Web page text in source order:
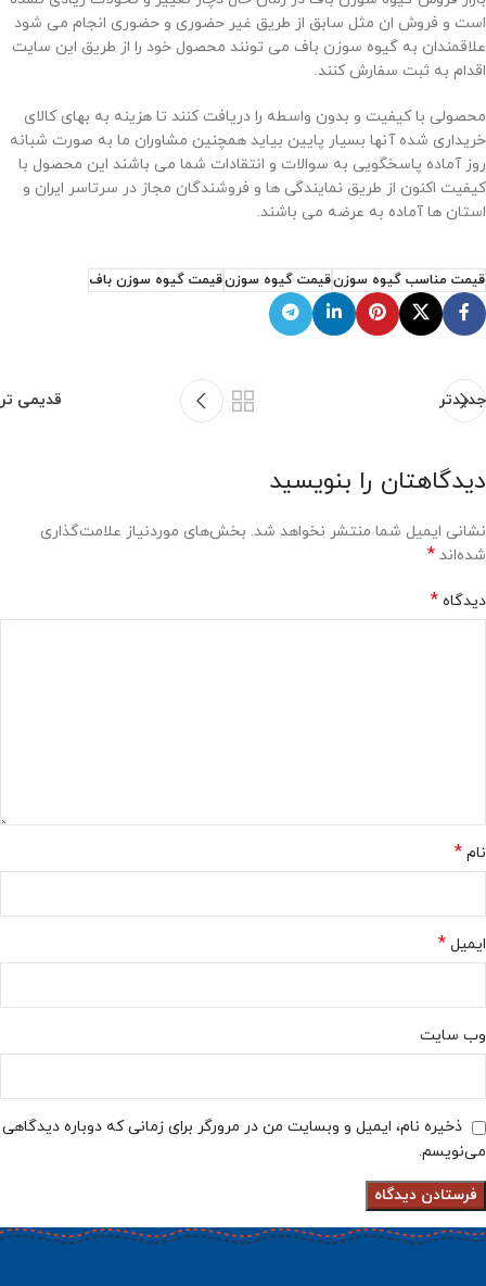
است و فروش ان مثل سابق از طریق غیر حضوری و حضوری انجام می شود
علاقمندان به گیوه سوزن باف می تونند محصول خود را از طریق این سایت
اقدام به ثبت سفارش کنند.
محصولی با کیفیت و بدون واسطه را دریافت کنند تا هزینه به بهای کالای
خریداری شده آنها بسیار پایین بیاید همچنین مشاوران ما به صورت شبانه
روز آماده پاسخگویی به سوالات و انتقادات شما می باشند این محصول با
کیفیت اکنون از طریق نمایندگی ها و فروشندگان مجاز در سرتاسر ایران و
استان ها آماده به عرضه می باشند.
قیمت مناسب گیوه سوزنقیمت گیوه سوزنقیمت گیوه سوزن باف
جدیدتر قدیمی تر
دیدگاهتان را بنویسید
نشانی ایمیل شما منتشر نخواهد شد. بخش‌های موردنیاز علامت‌گذاری
شده‌اند *
دیدگاه *
نام *
ایمیل *
وب‌ سایت
ذخیره نام، ایمیل و وبسایت من در مرورگر برای زمانی که دوباره دیدگاهی
می‌نویسم.